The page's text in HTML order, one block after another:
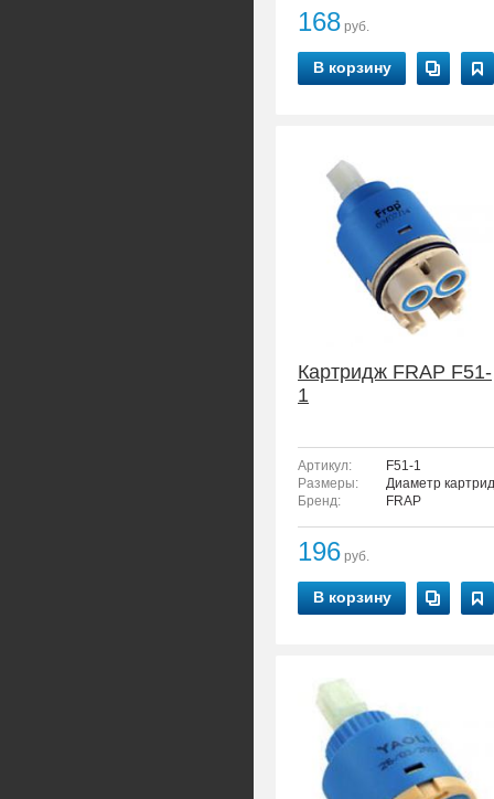
168 руб.
В корзину
Картридж FRAP F51-
1
Артикул:
F51-1
Размеры:
Диаметр
Бренд:
FRAP
196 руб.
В корзину